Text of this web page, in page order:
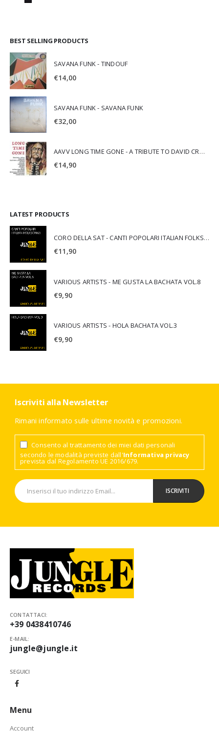
BEST SELLING PRODUCTS
SAVANA FUNK - TINDOUF
€14,00
SAVANA FUNK - SAVANA FUNK
€32,00
AAVV LONG TIME GONE - A TRIBUTE TO DAVID CROSBY
€14,90
LATEST PRODUCTS
CORO DELLA SAT - CANTI POPOLARI ITALIAN FOLKSONGS
€11,90
VARIOUS ARTISTS - ME GUSTA LA BACHATA VOL.8
€9,90
VARIOUS ARTISTS - HOLA BACHATA VOL.3
€9,90
Iscriviti alla Newsletter
Rimani informato sulle ultime novità e promozioni.
Consento al trattamento dei miei dati personali
secondo le modalità previste dall'Informativa privacy
prevista dal Regolamento UE 2016/679.
CONTATTACI:
+39 0438410746
E-MAIL:
jungle@jungle.it
SEGUICI
Menu
Account